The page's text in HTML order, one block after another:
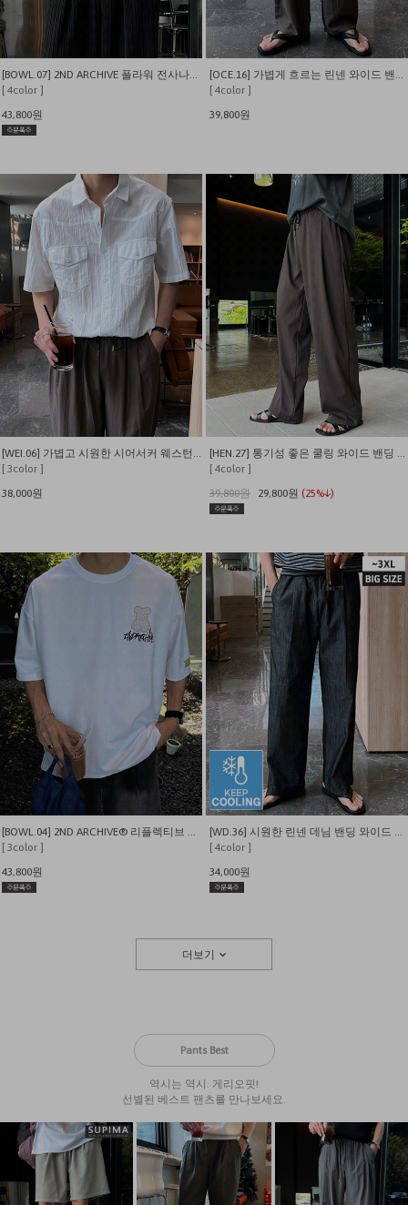
[BOWL.07] 2ND ARCHIVE 플라워 전사나염 오버핏 반팔티
[ 4color ]
43,800원
[OCE.16] 가볍게 흐르는 린넨 와이드 밴딩 팬츠
[ 4color ]
39,800원
[WEI.06] 가볍고 시원한 시어서커 웨스턴 반팔 셔츠
[ 3color ]
38,000원
[HEN.27] 통기성 좋은 쿨링 와이드 밴딩 슬랙스
[ 4color ]
39,800원
29,800원 (25%↓)
[ 3color ]
43,800원
[ 4color ]
34,000원
더보기
Pants Best
역시는 역시. 게리오핏!
선별된 베스트 팬츠를 만나보세요.